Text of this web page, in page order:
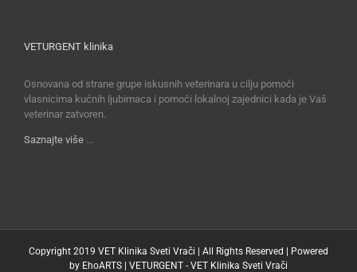
VETURGENT klinika
Osnovana od strane grupe iskusnih veterinara u cilju pomoći
vlasnicima kućnih ljubimaca i pomoći lokalnoj zajednici kada je Vaš
veterinar zatvoren.
Saznajte više …
Copyright 2019 VET Klinika Sveti Vrači | All Rights Reserved | Powered
by EhoARTS VETURGENT - VET Klinika Sveti Vrači